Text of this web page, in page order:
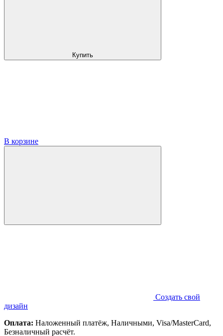
Купить
В корзине
Создать свой
дизайн
Оплата: Наложенный платёж, Наличными, Visa/MasterCard,
Безналичный расчёт.